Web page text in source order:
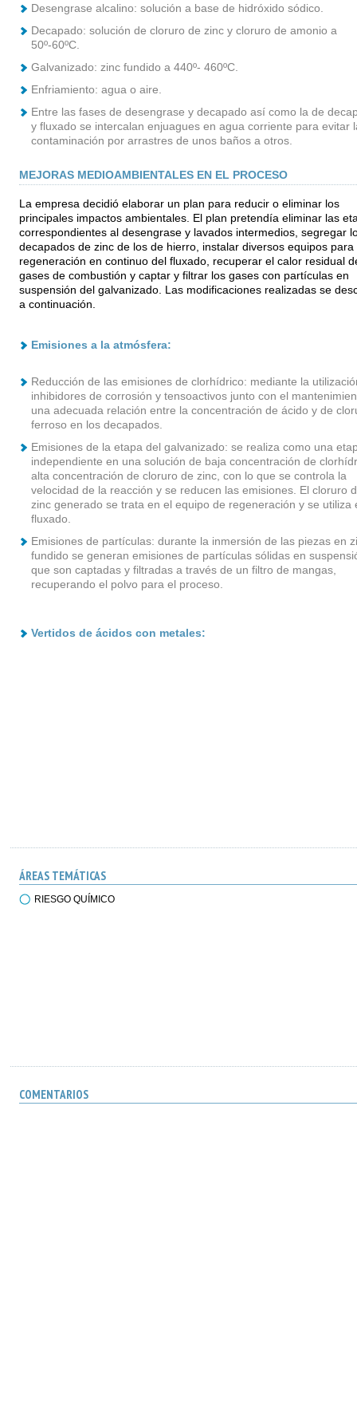
Desengrase alcalino: solución a base de hidróxido sódico.
Decapado: solución de cloruro de zinc y cloruro de amonio a
50º-60ºC.
Galvanizado: zinc fundido a 440º- 460ºC.
Enfriamiento: agua o aire.
Entre las fases de desengrase y decapado así como la de
y fluxado se intercalan enjuagues en agua corriente para evitar
contaminación por arrastres de unos baños a otros.
MEJORAS MEDIOAMBIENTALES EN EL PROCESO
La empresa decidió elaborar un plan para reducir o eliminar los
principales impactos ambientales. El plan pretendía eliminar las
correspondientes al desengrase y lavados intermedios, segregar
decapados de zinc de los de hierro, instalar diversos equipos para
regeneración en continuo del fluxado, recuperar el calor residual
gases de combustión y captar y filtrar los gases con partículas en
suspensión del galvanizado. Las modificaciones realizadas se
a continuación.
Emisiones a la atmósfera:
Reducción de las emisiones de clorhídrico: mediante la
inhibidores de corrosión y tensoactivos junto con el
una adecuada relación entre la concentración de ácido y de
ferroso en los decapados.
Emisiones de la etapa del galvanizado: se realiza como una
independiente en una solución de baja concentración de
alta concentración de cloruro de zinc, con lo que se controla la
velocidad de la reacción y se reducen las emisiones. El cloruro
zinc generado se trata en el equipo de regeneración y se utiliza
fluxado.
Emisiones de partículas: durante la inmersión de las piezas en
fundido se generan emisiones de partículas sólidas en
que son captadas y filtradas a través de un filtro de mangas,
recuperando el polvo para el proceso.
Vertidos de ácidos con metales:
ÁREAS TEMÁTICAS
RIESGO QUÍMICO
COMENTARIOS